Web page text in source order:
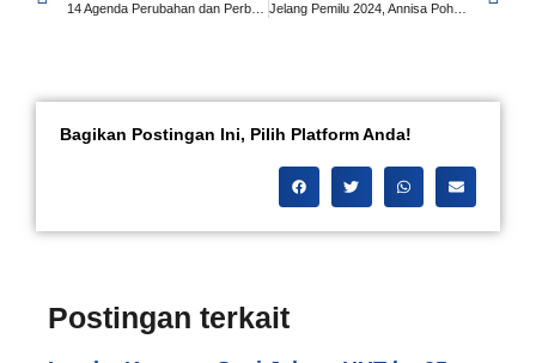
Jelang Pemilu 2024, Annisa Pohan Beri Semangat Kepada Caleg Perempuan Demokrat 2024
Bagikan Postingan Ini, Pilih Platform Anda!
Postingan terkait